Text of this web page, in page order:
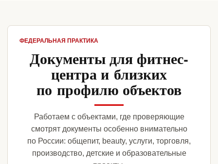
ФЕДЕРАЛЬНАЯ ПРАКТИКА
Документы для фитнес-
центра и близких
по профилю объектов
Работаем с объектами, где проверяющие
смотрят документы особенно внимательно
по России: общепит, beauty, услуги, торговля,
производство, детские и образовательные